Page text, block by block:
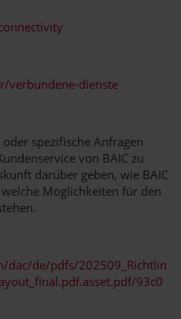
verbundene-dienste
spezifische Anfragen
von BAIC zu
darüber geben, wie BAIC
Möglichkeiten für den
dac/de/pdfs/202509_Richtlin
93c0